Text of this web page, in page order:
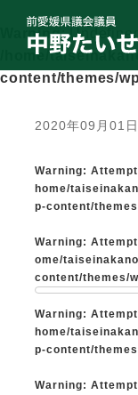
Warning:
/home/
content/themes/
2020年09月01日
Warning:
home/
p-content/
Warning:
ome/
content/themes/
Warning:
home/
p-content/
Warning: